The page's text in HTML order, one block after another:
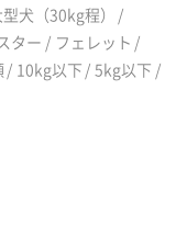
犬（30kg程）
ター
フェレット
10kg以下
5kg以下